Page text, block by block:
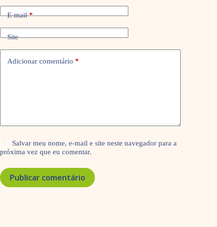
E-mail*
Site
Adicionar comentário *
Salvar meu nome, e-mail e site neste navegador para a
próxima vez que eu comentar.
Publicar comentário